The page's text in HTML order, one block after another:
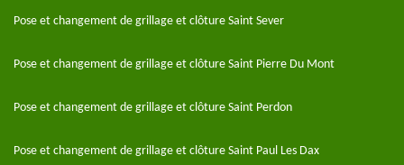
Pose et changement de grillage et clôture Saint Sever
Pose et changement de grillage et clôture Saint Pierre Du Mont
Pose et changement de grillage et clôture Saint Perdon
Pose et changement de grillage et clôture Saint Paul Les Dax